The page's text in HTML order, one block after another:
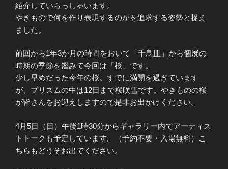
紹介していらっしゃいます。
やきもので何を作り表現するのかを追求する姿勢と捉え
ました。
前回から1年3か月の時間をおいて「千鳥皿」から個展の
時期の季節を鑑みて今回は「桜」です。
少し早めだった今年の桜。すでに満開を過ぎています
が、プリズムの中は12日まで桜吹雪です。やきものの桜
が皆さんをお迎えしますので是非お出かけください。
4月5日（日）午後1時30分からギャラリー内でアーティス
トトークも予定しています。（予約不要・入場無料）こ
ちらもどうぞお出でください。